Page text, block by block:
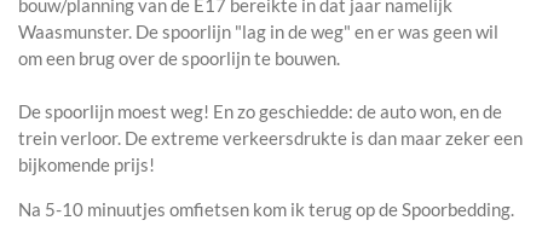
bouw/planning van de E17 bereikte in dat jaar namelijk
Waasmunster. De spoorlijn "lag in de weg" en er was geen wil
om een brug over de spoorlijn te bouwen.
De spoorlijn moest weg! En zo geschiedde: de auto won, en de
trein verloor. De extreme verkeersdrukte is dan maar zeker een
bijkomende prijs!
Na 5-10 minuutjes omfietsen kom ik terug op de Spoorbedding.